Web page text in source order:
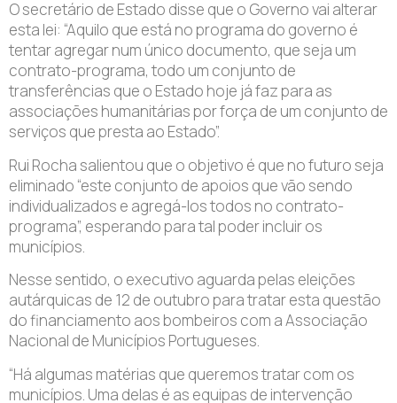
O secretário de Estado disse que o Governo vai alterar
esta lei: “Aquilo que está no programa do governo é
tentar agregar num único documento, que seja um
contrato-programa, todo um conjunto de
transferências que o Estado hoje já faz para as
associações humanitárias por força de um conjunto de
serviços que presta ao Estado”.
Rui Rocha salientou que o objetivo é que no futuro seja
eliminado “este conjunto de apoios que vão sendo
individualizados e agregá-los todos no contrato-
programa”, esperando para tal poder incluir os
municípios.
Nesse sentido, o executivo aguarda pelas eleições
autárquicas de 12 de outubro para tratar esta questão
do financiamento aos bombeiros com a Associação
Nacional de Municípios Portugueses.
“Há algumas matérias que queremos tratar com os
municípios. Uma delas é as equipas de intervenção